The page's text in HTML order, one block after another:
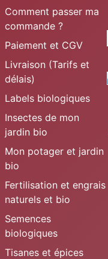
Comment passer ma
commande ?
Paiement et CGV
Livraison (Tarifs et
délais)
Labels biologiques
Insectes de mon
jardin bio
Mon potager et jardin
bio
Fertilisation et engrais
naturels et bio
Semences
biologiques
Tisanes et épices